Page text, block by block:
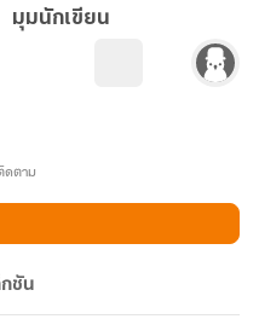
มุมนักเขียน
ดตาม
กชัน